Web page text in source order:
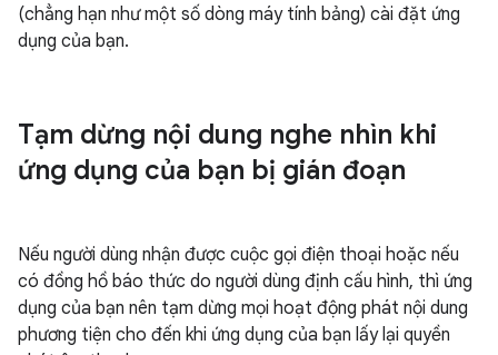
(chẳng hạn như một số dòng máy tính bảng) cài đặt ứng
dụng của bạn.
Tạm dừng nội dung nghe nhìn khi
ứng dụng của bạn bị gián đoạn
Nếu người dùng nhận được cuộc gọi điện thoại hoặc nếu
có đồng hồ báo thức do người dùng định cấu hình, thì ứng
dụng của bạn nên tạm dừng mọi hoạt động phát nội dung
phương tiện cho đến khi ứng dụng của bạn lấy lại quyền